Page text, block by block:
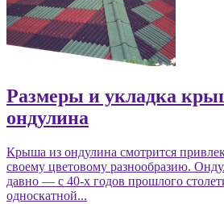
Размеры и укладка
ондулина
Крыша из ондулина смотрится
своему цветовому разнообразию.
давно — с 40-х годов прошлого
односкатной...